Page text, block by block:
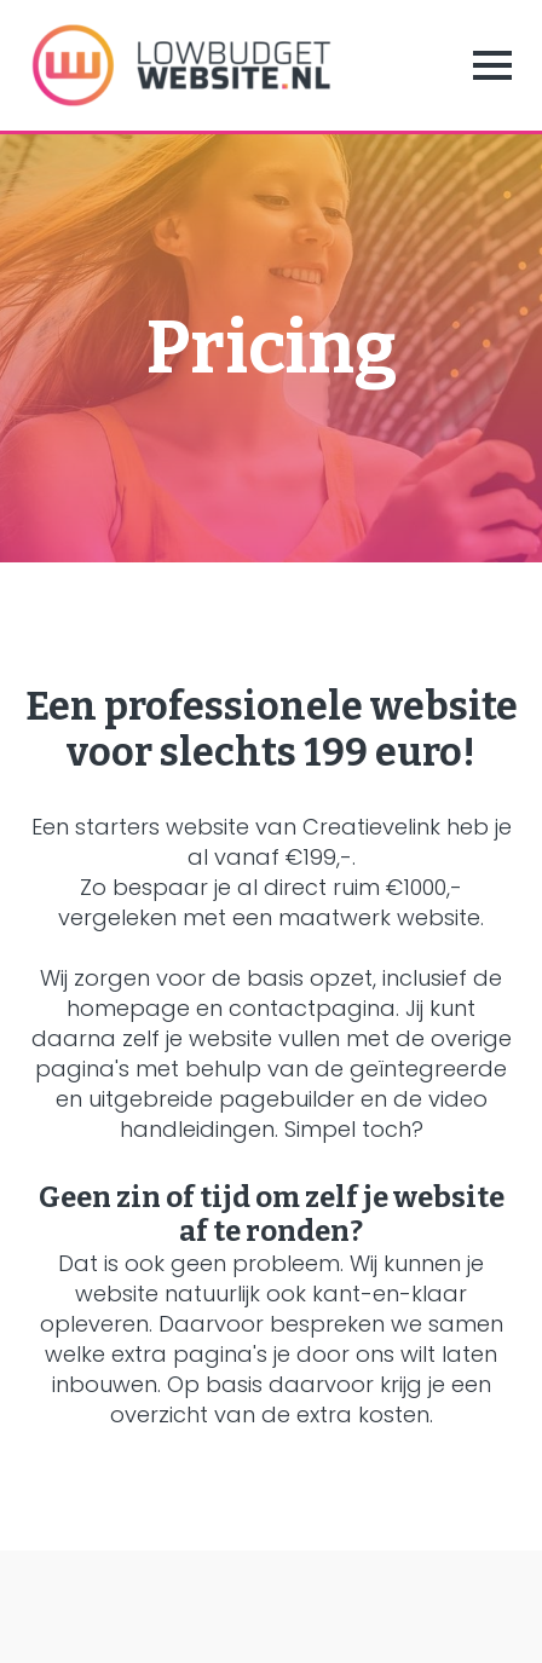
Pricing
Een professionele website
voor slechts 199 euro!
Een starters website van Creatievelink heb je
al vanaf €199,-.
Zo bespaar je al direct ruim €1000,-
vergeleken met een maatwerk website.
Wij zorgen voor de basis opzet, inclusief de
homepage en contactpagina. Jij kunt
daarna zelf je website vullen met de overige
pagina's met behulp van de geïntegreerde
en uitgebreide pagebuilder en de video
handleidingen. Simpel toch?
Geen zin of tijd om zelf je website
af te ronden?
Dat is ook geen probleem. Wij kunnen je
website natuurlijk ook kant-en-klaar
opleveren. Daarvoor bespreken we samen
welke extra pagina's je door ons wilt laten
inbouwen. Op basis daarvoor krijg je een
overzicht van de extra kosten.